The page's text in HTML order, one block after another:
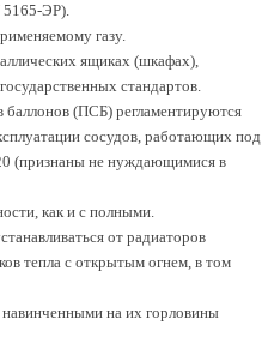
ЭР).
газу.
ящиках (шкафах),
стандартов.
(ПСБ) регламентируются
сосудов, работающих под
(признаны не нуждающимися в
как и с полными.
от радиаторов
тепла с открытым огнем, в том
на их горловины